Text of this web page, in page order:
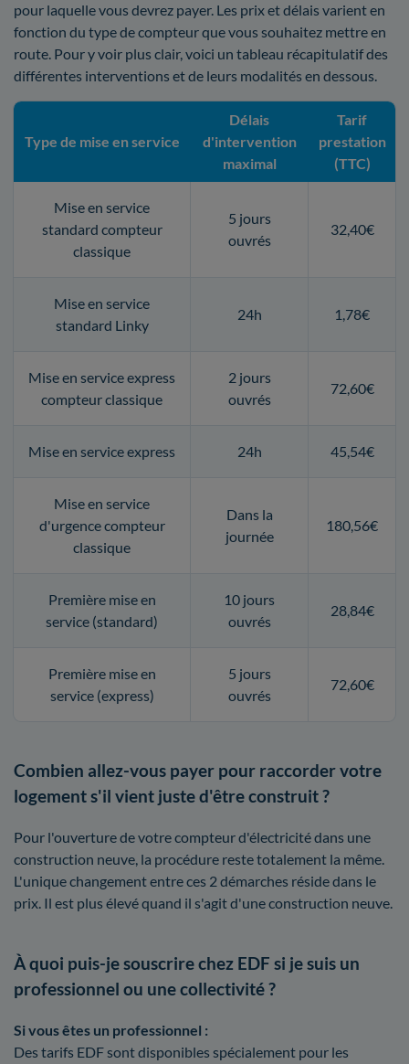
pour laquelle vous devrez payer. Les prix et délais varient en
fonction du type de compteur que vous souhaitez mettre en
route. Pour y voir plus clair, voici un tableau récapitulatif des
différentes interventions et de leurs modalités en dessous.
Type de mise en service
Délais
d'intervention
maximal
Tarif
prestation
(TTC)
Mise en service
standard compteur
classique
5 jours
ouvrés
32,40€
Mise en service
standard Linky
24h 1,78€
Mise en service express
compteur classique
2 jours
ouvrés
72,60€
Mise en service express 24h 45,54€
Mise en service
d'urgence compteur
classique
Dans la
journée
180,56€
Première mise en
service (standard)
10 jours
ouvrés
28,84€
Première mise en
service (express)
5 jours
ouvrés
72,60€
Combien allez-vous payer pour raccorder votre
logement s'il vient juste d'être construit ?
Pour l'ouverture de votre compteur d'électricité dans une
construction neuve, la procédure reste totalement la même.
L'unique changement entre ces 2 démarches réside dans le
prix. Il est plus élevé quand il s'agit d'une construction neuve.
À quoi puis-je souscrire chez EDF si je suis un
professionnel ou une collectivité ?
Si vous êtes un professionnel :
Des tarifs EDF sont disponibles spécialement pour les